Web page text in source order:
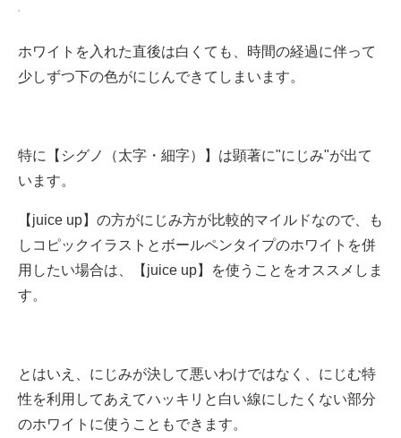
ホワイトを入れた直後は白くても、時間の経過に伴って
少しずつ下の色がにじんできてしまいます。
特に【シグノ（太字・細字）】は顕著に"にじみ"が出て
います。
【juice up】の方がにじみ方が比較的マイルドなので、も
しコピックイラストとボールペンタイプのホワイトを併
用したい場合は、【juice up】を使うことをオススメしま
す。
とはいえ、にじみが決して悪いわけではなく、にじむ特
性を利用してあえてハッキリと白い線にしたくない部分
のホワイトに使うこともできます。